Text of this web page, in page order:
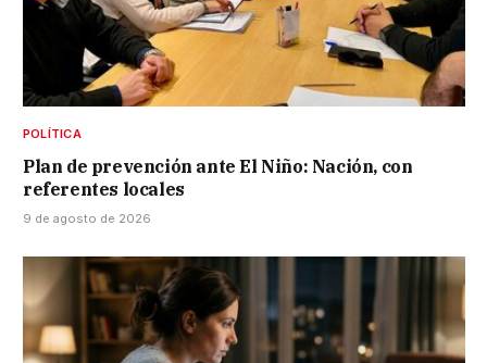
POLÍTICA
Plan de prevención ante El Niño: Nación, con
referentes locales
9 de agosto de 2026